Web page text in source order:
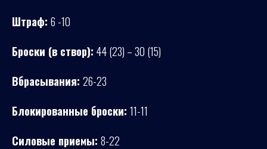
Штраф: 6 -10
Броски (в створ): 44 (23) – 30 (15)
Вбрасывания: 26-23
Блокированные броски: 11-11
Силовые приемы: 8-22